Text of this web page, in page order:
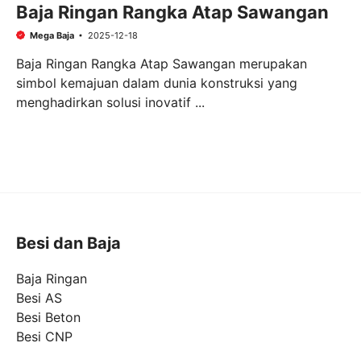
Baja Ringan Rangka Atap Sawangan
Mega Baja 2025-12-18
Baja Ringan Rangka Atap Sawangan merupakan
simbol kemajuan dalam dunia konstruksi yang
menghadirkan solusi inovatif ...
Besi dan Baja
Baja Ringan
Besi AS
Besi Beton
Besi CNP